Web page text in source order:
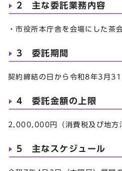
2 主な委託業務内容
・市役所本庁舎を会場にした茶
3 委託期間
契約締結の日から令和8年3月31
4 委託金額の上限
2,000,000円（消費税及び地方
5 主なスケジュール